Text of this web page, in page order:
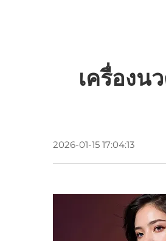
เครื่อง
2026-01-15 17:04:13